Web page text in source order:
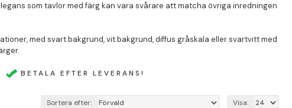
som tavlor med färg kan vara svårare att matcha övriga inredningen
med svart bakgrund, vit bakgrund, diffus gråskala eller svartvitt med
BETALA EFTER LEVERANS!
Sortera efter: Visa: